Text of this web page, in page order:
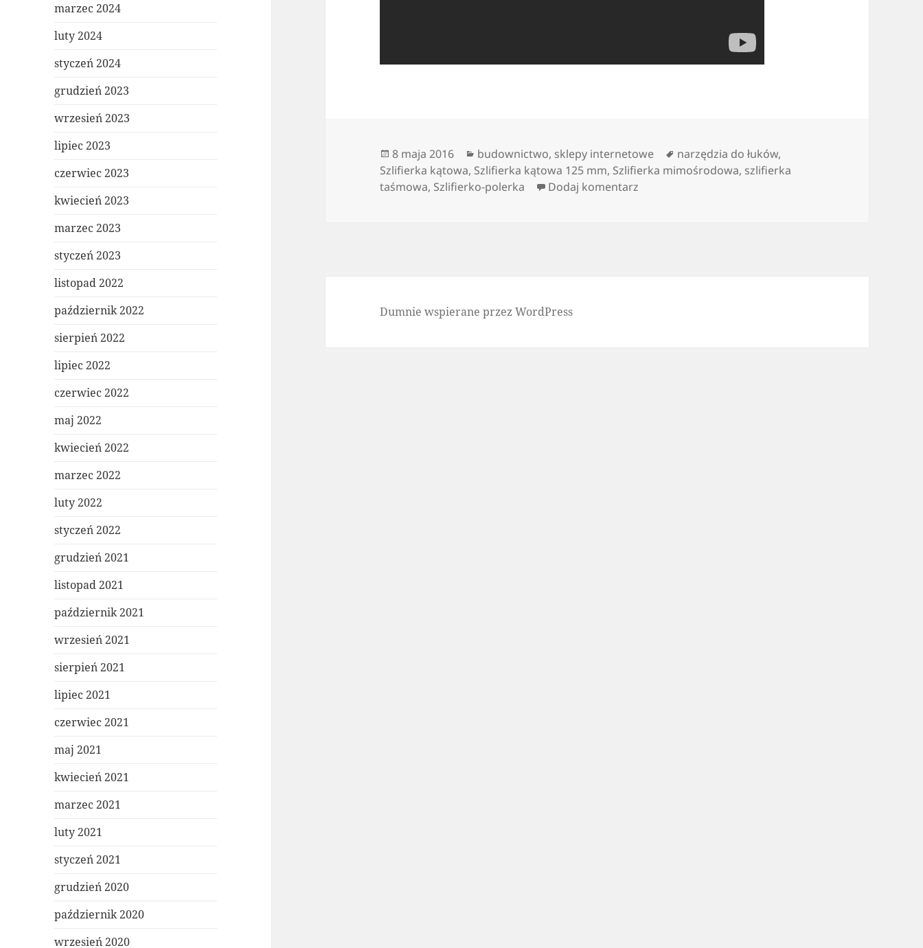
marzec 2024
luty 2024
styczeń 2024
grudzień 2023
wrzesień 2023
lipiec 2023
czerwiec 2023
kwiecień 2023
marzec 2023
styczeń 2023
listopad 2022
październik 2022
sierpień 2022
lipiec 2022
czerwiec 2022
maj 2022
kwiecień 2022
marzec 2022
luty 2022
styczeń 2022
grudzień 2021
listopad 2021
październik 2021
wrzesień 2021
sierpień 2021
lipiec 2021
czerwiec 2021
maj 2021
kwiecień 2021
marzec 2021
luty 2021
styczeń 2021
grudzień 2020
październik 2020
wrzesień 2020
Data
publikacji
8 maja 2016 Kategorie
budownictwo, sklepy internetowe Tagi
narzędzia do łuków,
Szlifierka kątowa, Szlifierka kątowa 125 mm, Szlifierka mimośrodowa, szlifierka
taśmowa, Szlifierko-polerka Dodaj komentarz
Dumnie wspierane przez WordPress